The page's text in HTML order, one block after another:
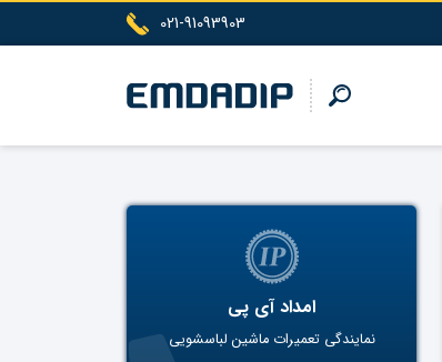
021-91093903
امداد آی پی
نمایندگی تعمیرات ماشین لباسشویی